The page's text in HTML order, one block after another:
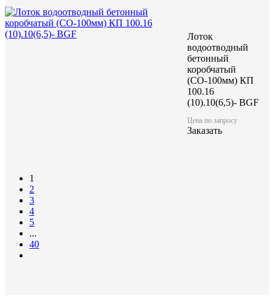
Лоток
водоотводный
бетонный
коробчатый
(СО-100мм) КП
100.16
(10).10(6,5)- BGF
Цена по запросу
Заказать
1
2
3
4
5
...
40